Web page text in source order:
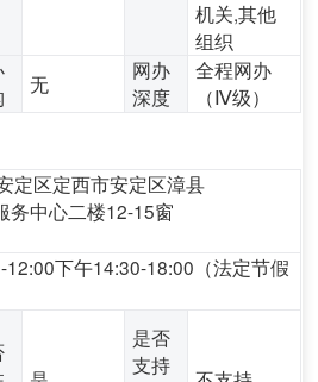
机关,其他
组织
无
网办
深度
全程网办
（Ⅳ级）
定区定西市安定区漳县
务中心二楼12-15窗
12:00下午14:30-18:00（法定节假
是否
支持